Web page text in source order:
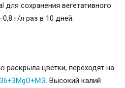
сохранения вегетативного
г/л раз в 10 дней.
раскрыла цветки, переходят на
. Высокий калий